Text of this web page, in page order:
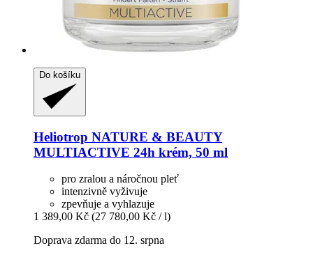
Do košíku
Heliotrop NATURE & BEAUTY
MULTIACTIVE 24h krém, 50 ml
pro zralou a náročnou pleť
intenzivně vyživuje
zpevňuje a vyhlazuje
1 389,00 Kč (27 780,00 Kč / l)
Doprava zdarma do 12. srpna